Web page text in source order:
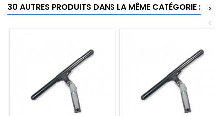
30 AUTRES PRODUITS DANS LA MÊME CATÉGORIE :
>
<